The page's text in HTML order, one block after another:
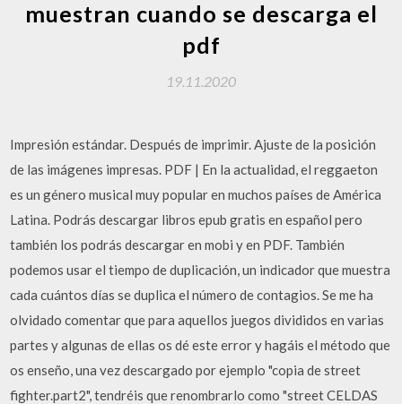
muestran cuando se descarga el
pdf
19.11.2020
Impresión estándar. Después de imprimir. Ajuste de la posición
de las imágenes impresas. PDF | En la actualidad, el reggaeton
es un género musical muy popular en muchos países de América
Latina. Podrás descargar libros epub gratis en español pero
también los podrás descargar en mobi y en PDF. También
podemos usar el tiempo de duplicación, un indicador que muestra
cada cuántos días se duplica el número de contagios. Se me ha
olvidado comentar que para aquellos juegos divididos en varias
partes y algunas de ellas os dé este error y hagáis el método que
os enseño, una vez descargado por ejemplo "copia de street
fighter.part2", tendréis que renombrarlo como "street CELDAS